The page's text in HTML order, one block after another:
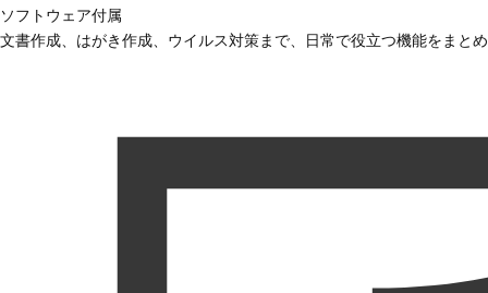
ソフトウェア付属
文書作成、はがき作成、ウイルス対策まで、日常で役立つ機能をまと